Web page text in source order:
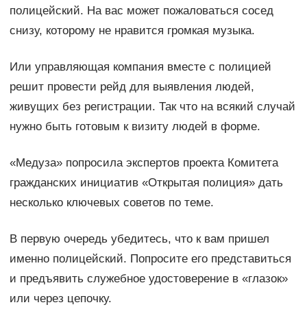
полицейский. На вас может пожаловаться сосед
снизу, которому не нравится громкая музыка.
Или управляющая компания вместе с полицией
решит провести рейд для выявления людей,
живущих без регистрации. Так что на всякий случай
нужно быть готовым к визиту людей в форме.
«Медуза» попросила экспертов проекта Комитета
гражданских инициатив «Открытая полиция» дать
несколько ключевых советов по теме.
В первую очередь убедитесь, что к вам пришел
именно полицейский. Попросите его представиться
и предъявить служебное удостоверение в «глазок»
или через цепочку.